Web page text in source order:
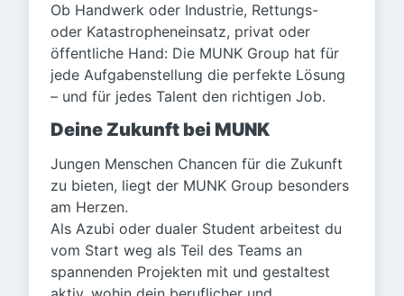
Ob Handwerk oder Industrie, Rettungs-
oder Katastropheneinsatz, privat oder
öffentliche Hand: Die MUNK Group hat für
jede Aufgabenstellung die perfekte Lösung
– und für jedes Talent den richtigen Job.
Deine Zukunft bei MUNK
Jungen Menschen Chancen für die Zukunft
zu bieten, liegt der MUNK Group besonders
am Herzen.
Als Azubi oder dualer Student arbeitest du
vom Start weg als Teil des Teams an
spannenden Projekten mit und gestaltest